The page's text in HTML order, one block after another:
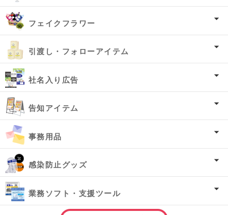
フェイクフラワー
引渡し・フォローアイテム
社名入り広告
告知アイテム
事務用品
感染防止グッズ
業務ソフト・支援ツール